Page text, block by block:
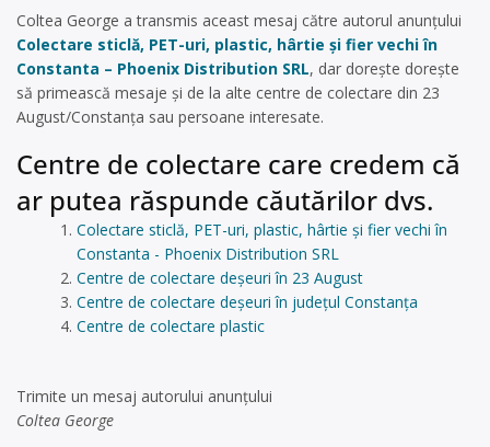
Coltea George a transmis aceast mesaj către autorul anunțului
Colectare sticlă, PET-uri, plastic, hârtie și fier vechi în
Constanta – Phoenix Distribution SRL, dar dorește dorește
să primească mesaje și de la alte centre de colectare din 23
August/Constanța sau persoane interesate.
Centre de colectare care credem că
ar putea răspunde căutărilor dvs.
Colectare sticlă, PET-uri, plastic, hârtie și fier vechi în
Constanta - Phoenix Distribution SRL
Centre de colectare deșeuri în 23 August
Centre de colectare deșeuri în județul Constanța
Centre de colectare plastic
Trimite un mesaj autorului anunţului
Coltea George